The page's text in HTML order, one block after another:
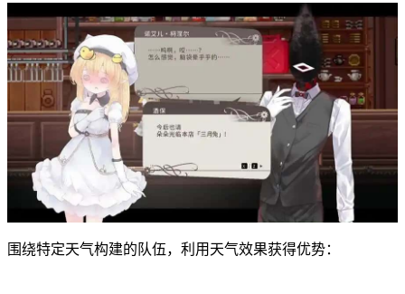
围绕特定天气构建的队伍，利用天气效果获得优势：